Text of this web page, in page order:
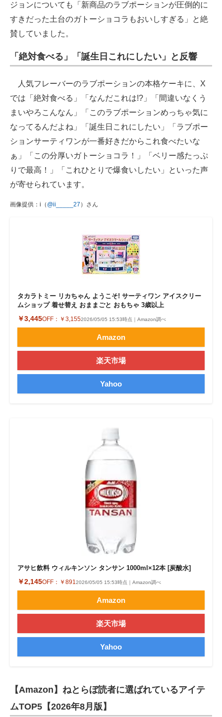
ジョンについても「新商品のラブポーションが圧倒的に
すきだった土台のガトーショコラもおいしすぎる」と絶
賛していました。
「絶対食べる」「誕生日これにしたい」と反響
人気フレーバーのラブポーションの本格ケーキに、X
では「絶対食べる」「なんだこれは!?」「間違いなくう
まいやろこんなん」「このラブポーションめっちゃ気に
なってるんだよね」「誕生日これにしたい」「ラブポー
ションサーティワンが一番好きだからこれ食べたいな
ぁ」「この分厚いガトーショコラ！」「ベリー感たっぷ
りで最高！」「これひとりで爆食いしたい」といった声
が寄せられています。
画像提供：i（ @ii_____27 ）さん
タカラトミー リカちゃん ようこそ! サーティワン アイスクリー
ムショップ 着せ替え おままごと おもちゃ 3歳以上
￥3,445OFF： ￥3,1552026/05/05 15:53時点｜Amazon調べ
Amazon
楽天市場
Yahoo
アサヒ飲料 ウィルキンソン タンサン 1000ml×12本 [炭酸水]
￥2,145OFF： ￥8912026/05/05 15:53時点｜Amazon調べ
Amazon
楽天市場
Yahoo
【Amazon】ねとらぼ読者に選ばれているアイテ
ムTOP5【2026年8月版】